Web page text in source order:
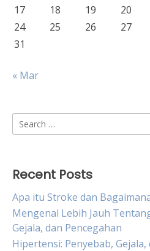
17
18 19 20
24
25 26 27
31
« Mar
Search
for:
Recent Posts
Apa itu Stroke dan
Mengenal Lebih Jauh
Gejala, dan Pencegahan
Hipertensi: Penyebab, Gejala,